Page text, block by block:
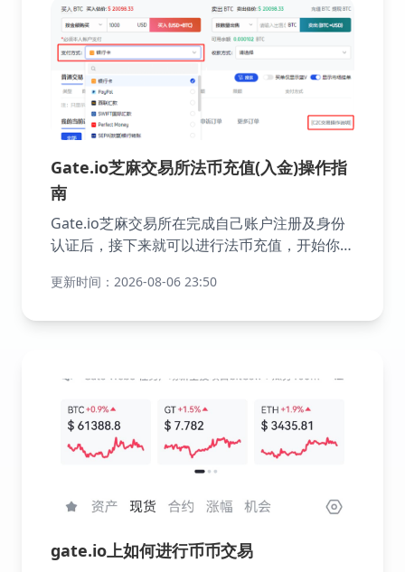
Gate.io芝麻交易所法币充值(入金)操作指
南
Gate.io芝麻交易所在完成自己账户注册及身份
认证后，接下来就可以进行法币充值，开始你的
法币入金购买虚拟币的方式，支持全球用户根据
更新时间：2026-08-06 23:50
gate.io上如何进行币币交易